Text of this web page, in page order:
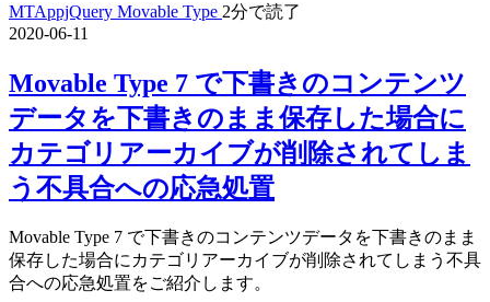
MTAppjQuery Movable Type 2分で読了
2020-06-11
Movable Type 7 で下書きのコンテンツ
データを下書きのまま保存した場合に
カテゴリアーカイブが削除されてしま
う不具合への応急処置
Movable Type 7 で下書きのコンテンツデータを下書きのまま
保存した場合にカテゴリアーカイブが削除されてしまう不具
合への応急処置をご紹介します。